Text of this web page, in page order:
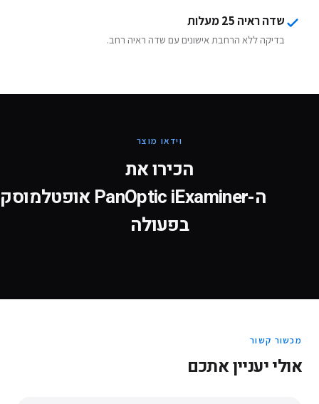
שדה ראיה 25 מעלות
בדיקה ללא הרחבת אישונים עם שדה ראיה רחב.
וידאו מוצר
הכירו את
ה-אופטלמוסקופ PanOptic iExaminer
בפעולה
מכשור קשור
אולי יעניין אתכם